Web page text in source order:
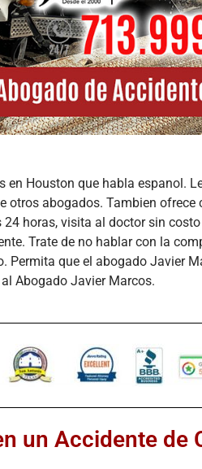
Houston que habla espanol.
otros abogados. Tambien
horas, visita al doctor sin
Trate de no hablar con la
Permita que el abogado Javier
Abogado Javier Marcos.
un Accidente de